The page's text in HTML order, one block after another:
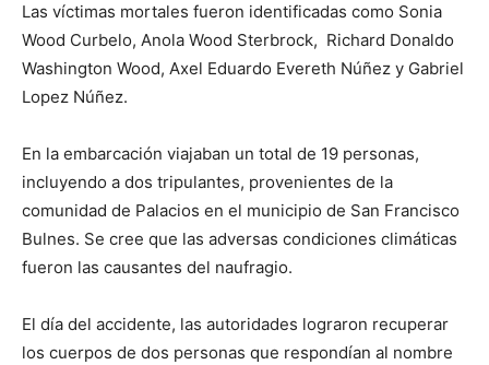
Las víctimas mortales fueron identificadas como Sonia
Wood Curbelo, Anola Wood Sterbrock, Richard Donaldo
Washington Wood⁠, Axel Eduardo Evereth Núñez y Gabriel
Lopez Núñez.
En la embarcación viajaban un total de 19 personas,
incluyendo a dos tripulantes, provenientes de la
comunidad de Palacios en el municipio de San Francisco
Bulnes. Se cree que las adversas condiciones climáticas
fueron las causantes del naufragio.
El día del accidente, las autoridades lograron recuperar
los cuerpos de dos personas que respondían al nombre